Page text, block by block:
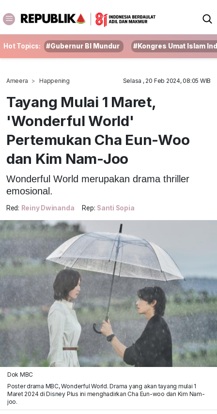
Hot Topics: #Gubernur BI Mundur #Kongres Umat Islam
Ameera Happening Selasa , 20 Feb 2024, 08:05 WIB
Tayang Mulai 1 Maret,
'Wonderful World'
Pertemukan Cha Eun-Woo
dan Kim Nam-Joo
Wonderful World merupakan drama thriller
emosional.
Red: Reiny Dwinanda Rep: Santi Sopia
Dok MBC
Poster drama MBC, Wonderful World. Drama yang akan tayang mulai 1
Maret 2024 di Disney Plus ini menghadirkan Cha Eun-woo dan Kim Nam-
joo.